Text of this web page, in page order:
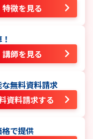
特徴を見る
講師を見る
無料資料請求
資料請求する
で提供